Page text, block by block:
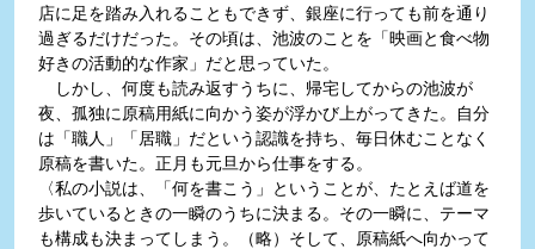
店に足を踏み入れることもできず、銀座に行っても前を通り
過ぎるだけだった。その頃は、池波のことを「映画と食べ物
好きの活動的な作家」だと思っていた。
しかし、何度も読み返すうちに、帰宅してからの池波が
夜、孤独に原稿用紙に向かう姿が浮かび上がってきた。自分
は「職人」「居職」だという認識を持ち、毎日休むことなく
原稿を書いた。正月も元旦から仕事をする。
〈私の小説は、「何を書こう」ということが、たとえば道を
歩いているときの一瞬のうちに決まる。その一瞬に、テーマ
も構成も決まってしまう。（略）そして、原稿紙へ向かって